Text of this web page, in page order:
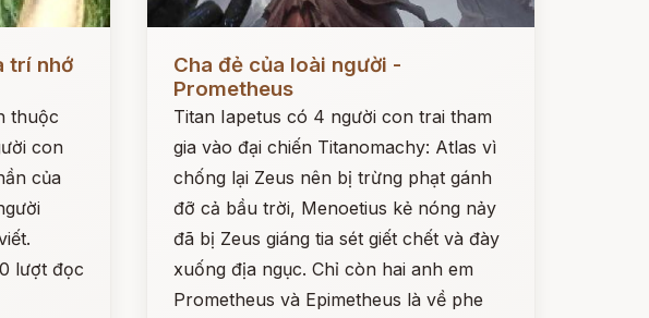
trí nhớ
thuộc
con
của
lượt đọc
Cha đẻ của loài người -
Prometheus
Titan Iapetus có 4 người con trai tham
gia vào đại chiến Titanomachy: Atlas vì
chống lại Zeus nên bị trừng phạt gánh
đỡ cả bầu trời, Menoetius kẻ nóng nảy
đã bị Zeus giáng tia sét giết chết và đày
xuống địa ngục. Chỉ còn hai anh em
Prometheus và Epimetheus là về phe